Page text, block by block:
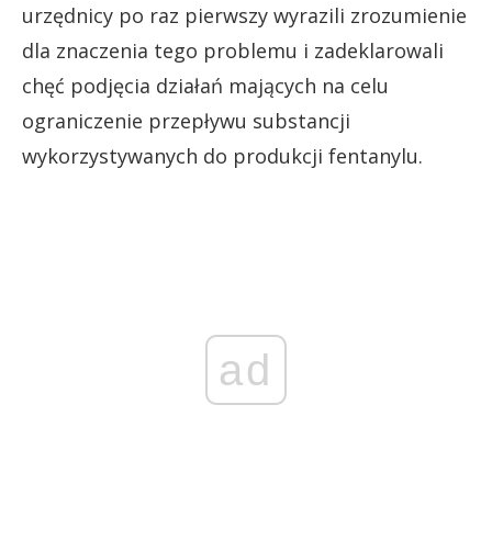
urzędnicy po raz pierwszy wyrazili zrozumienie
dla znaczenia tego problemu i zadeklarowali
chęć podjęcia działań mających na celu
ograniczenie przepływu substancji
wykorzystywanych do produkcji fentanylu.
ad